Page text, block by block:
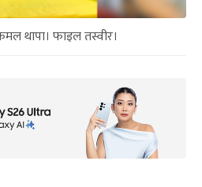
थापा। फाइल तस्वीर।